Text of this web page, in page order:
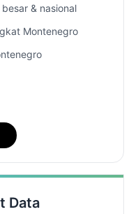
& nasional
Montenegro
Data